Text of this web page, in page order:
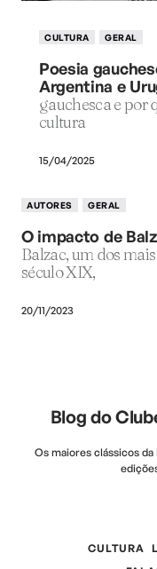
CULTURA GERAL
Poesia
Argentina e
gauchesca e por
cultura
15/04/2025
AUTORES GERAL
O impacto de
Balzac, um dos
século XIX,
20/11/2023
Blog do
Os maiores clássicos
CULTURA